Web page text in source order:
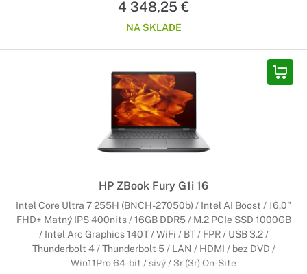
4 348,25 €
NA SKLADE
HP ZBook Fury G1i 16
Intel Core Ultra 7 255H (BNCH-27050b) / Intel AI Boost / 16,0"
FHD+ Matný IPS 400nits / 16GB DDR5 / M.2 PCIe SSD 1000GB
/ Intel Arc Graphics 140T / WiFi / BT / FPR / USB 3.2 /
Thunderbolt 4 / Thunderbolt 5 / LAN / HDMI / bez DVD /
Win11Pro 64-bit / sivý / 3r (3r) On-Site